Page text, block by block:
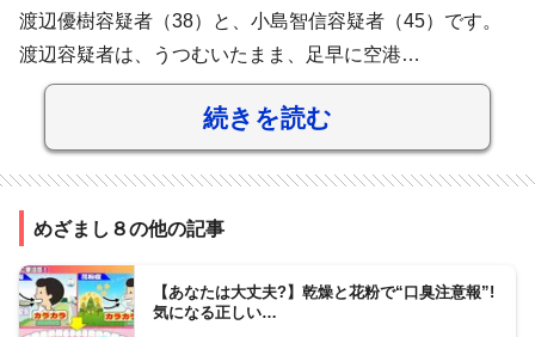
渡辺優樹容疑者（38）と、小島智信容疑者（45）です。
渡辺容疑者は、うつむいたまま、足早に空港…
続きを読む
めざまし８の他の記事
【あなたは大丈夫?】乾燥と花粉で“口臭注意報”!
気になる正しい…